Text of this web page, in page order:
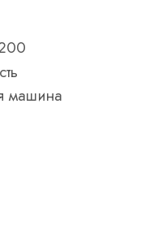
машина